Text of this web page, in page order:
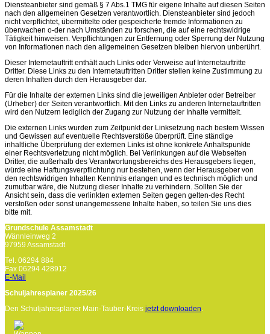
Diensteanbieter sind gemäß § 7 Abs.1 TMG für eigene Inhalte auf diesen Seiten
nach den allgemeinen Gesetzen verantwortlich. Diensteanbieter sind jedoch
nicht verpflichtet, übermittelte oder gespeicherte fremde Informationen zu
überwachen o-der nach Umständen zu forschen, die auf eine rechtswidrige
Tätigkeit hinweisen. Verpflichtungen zur Entfernung oder Sperrung der Nutzung
von Informationen nach den allgemeinen Gesetzen bleiben hiervon unberührt.
Dieser Internetauftritt enthält auch Links oder Verweise auf Internetauftritte
Dritter. Diese Links zu den Internetauftritten Dritter stellen keine Zustimmung zu
deren Inhalten durch den Herausgeber dar.
Für die Inhalte der externen Links sind die jeweiligen Anbieter oder Betreiber
(Urheber) der Seiten verantwortlich. Mit den Links zu anderen Internetauftritten
wird den Nutzern lediglich der Zugang zur Nutzung der Inhalte vermittelt.
Die externen Links wurden zum Zeitpunkt der Linksetzung nach bestem Wissen
und Gewissen auf eventuelle Rechtsverstöße überprüft. Eine ständige
inhaltliche Überprüfung der externen Links ist ohne konkrete Anhaltspunkte
einer Rechtsverletzung nicht möglich. Bei Verlinkungen auf die Webseiten
Dritter, die außerhalb des Verantwortungsbereichs des Herausgebers liegen,
würde eine Haftungsverpflichtung nur bestehen, wenn der Herausgeber von
den rechtswidrigen Inhalten Kenntnis erlangen und es technisch möglich und
zumutbar wäre, die Nutzung dieser Inhalte zu verhindern. Sollten Sie der
Ansicht sein, dass die verlinkten externen Seiten gegen gelten-des Recht
verstoßen oder sonst unangemessene Inhalte haben, so teilen Sie uns dies
bitte mit.
Grundschule Assamstadt
Wännleinweg 2
97959 Assamstadt
Tel. 06294 884
Fax 06294 428912
E-Mail
Schuljahresplaner 2025/26
Den Schuljahresplaner Main-Tauber-Kreis jetzt downloaden.